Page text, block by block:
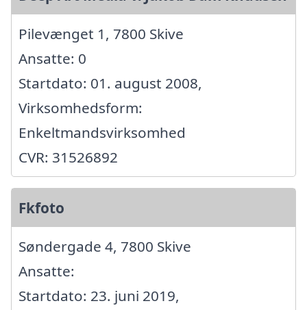
Pilevænget 1, 7800 Skive
Ansatte: 0
Startdato: 01. august 2008,
Virksomhedsform:
Enkeltmandsvirksomhed
CVR: 31526892
Fkfoto
Søndergade 4, 7800 Skive
Ansatte:
Startdato: 23. juni 2019,